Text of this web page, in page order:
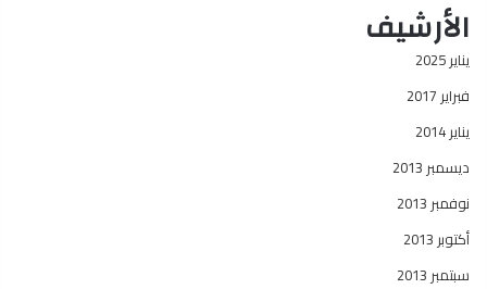
الأرشيف
يناير 2025
فبراير 2017
يناير 2014
ديسمبر 2013
نوفمبر 2013
أكتوبر 2013
سبتمبر 2013